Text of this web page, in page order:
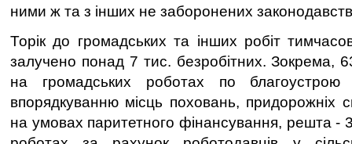
ними ж та з інших не заборонених
Торік до громадських та інших робіт
залучено понад 7 тис. безробітних. Зокрема,
на громадських роботах по благоустрою
впорядкуванню місць поховань, придорожніх
на умовах паритетного фінансування, решта -